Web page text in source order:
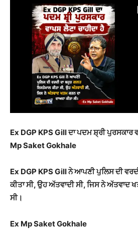
Ex DGP KPS Gill ਦਾ ਪਦਮ ਸ਼੍ਰੀ ਪੁਰਸਕਾਰ
Mp Saket Gokhale
Ex DGP KPS Gill ਨੇ ਆਪਣੀ ਪੁਲਿਸ ਦੀ
ਕੀਤਾ ਸੀ, ਉਹ ਅੱਤਵਾਦੀ ਸੀ, ਜਿਸ ਨੇ ਅੱਤਵਾਦ
ਸੀ।
Ex Mp Saket Gokhale